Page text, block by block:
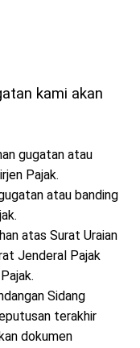
kami akan
gugatan atau
Pajak.
atau banding
atas Surat Uraian
Jenderal Pajak
Sidang
terakhir
dokumen